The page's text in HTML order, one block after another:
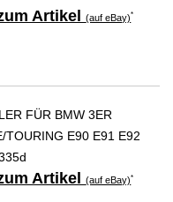
Artikel(auf eBay)*
FÜR BMW 3ER
TOURING E90 E91 E92
Artikel(auf eBay)*